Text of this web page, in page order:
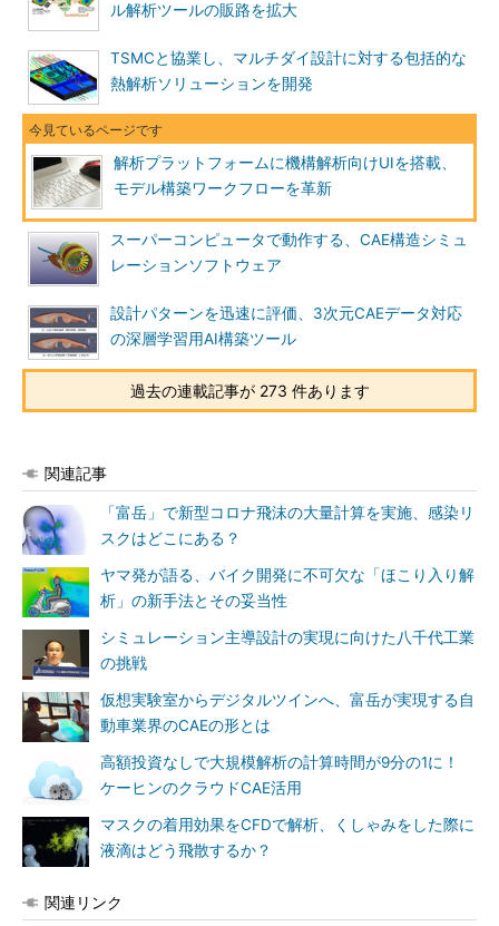
ル解析ツールの販路を拡大
TSMCと協業し、マルチダイ設計に対する包括的な
熱解析ソリューションを開発
解析プラットフォームに機構解析向けUIを搭載、
モデル構築ワークフローを革新
スーパーコンピュータで動作する、CAE構造シミュ
レーションソフトウェア
設計パターンを迅速に評価、3次元CAEデータ対応
の深層学習用AI構築ツール
過去の連載記事が 273 件あります
関連記事
「富岳」で新型コロナ飛沫の大量計算を実施、感染リ
スクはどこにある？
ヤマ発が語る、バイク開発に不可欠な「ほこり入り解
析」の新手法とその妥当性
シミュレーション主導設計の実現に向けた八千代工業
の挑戦
仮想実験室からデジタルツインへ、富岳が実現する自
動車業界のCAEの形とは
高額投資なしで大規模解析の計算時間が9分の1に！
ケーヒンのクラウドCAE活用
マスクの着用効果をCFDで解析、くしゃみをした際に
液滴はどう飛散するか？
関連リンク